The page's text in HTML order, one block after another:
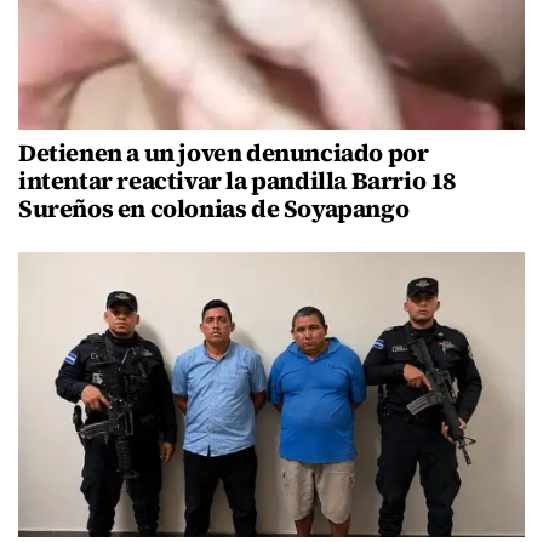
Detienen a un joven denunciado por
intentar reactivar la pandilla Barrio 18
Sureños en colonias de Soyapango